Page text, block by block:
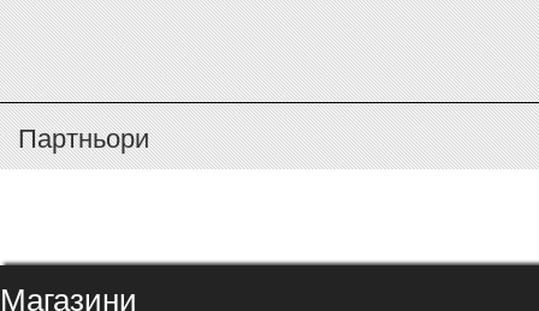
Партньори
Магазини